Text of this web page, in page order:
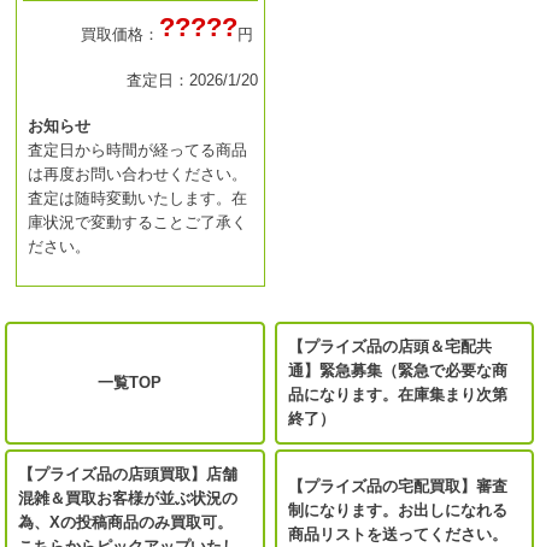
買取価格： ?????円
査定日：2026/1/20
お知らせ
査定日から時間が経ってる商品
は再度お問い合わせください。
査定は随時変動いたします。在
庫状況で変動することご了承く
ださい。
一覧TOP
【プライズ品の店頭＆宅配共
通】緊急募集（緊急で必要な商
品になります。在庫集まり次第
終了）
【プライズ品の店頭買取】店舗
混雑＆買取お客様が並ぶ状況の
為、Xの投稿商品のみ買取可。
【プライズ品の宅配買取】審査
制になります。お出しになれる
商品リストを送ってください。